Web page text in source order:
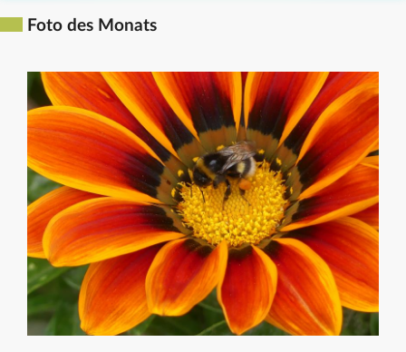
Foto des Monats